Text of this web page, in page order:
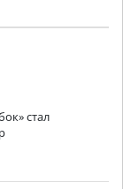
стал